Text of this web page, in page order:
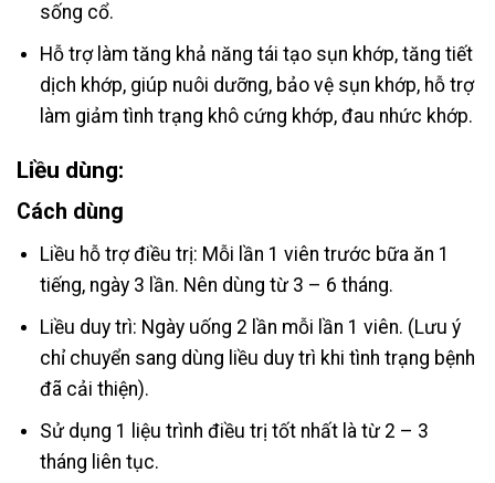
sống cổ.
Hỗ trợ làm tăng khả năng tái tạo sụn khớp, tăng tiết
dịch khớp, giúp nuôi dưỡng, bảo vệ sụn khớp, hỗ trợ
làm giảm tình trạng khô cứng khớp, đau nhức khớp.
Liều dùng:
Cách dùng
Liều hỗ trợ điều trị: Mỗi lần 1 viên trước bữa ăn 1
tiếng, ngày 3 lần. Nên dùng từ 3 – 6 tháng.
Liều duy trì: Ngày uống 2 lần mỗi lần 1 viên. (Lưu ý
chỉ chuyển sang dùng liều duy trì khi tình trạng bệnh
đã cải thiện).
Sử dụng 1 liệu trình điều trị tốt nhất là từ 2 – 3
tháng liên tục.